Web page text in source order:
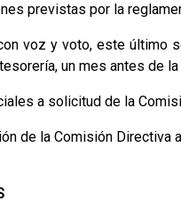
previstas por la
voz y voto, este último
un mes antes de
a solicitud de la
de la Comisión Directiva